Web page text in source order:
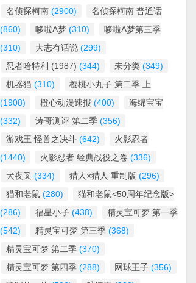
名侦探柯南 (2900)
名侦探柯南 普通话
(860)
哆啦A梦 (310)
哆啦A梦第三季
(310)
大志有话说 (299)
忍者哈特利 (1987) (344) 未分类 (349)
机器猫 (310)
樱桃小丸子 第二季 上
(1908)
橙心动漫速报 (400)
海绵宝宝
(332)
涛哥测评 第二季 (356)
游戏王 怪兽之决斗 (642)
火影忍者
(1440)
火影忍者 经典战役之卷 (336)
犬夜叉 (334) 猎人×猎人 重制版 (296)
猫和老鼠 (280)
猫和老鼠<50周年纪念版>
(286)
福星小子 (438)
精灵宝可梦 第一季
(542)
精灵宝可梦 第三季 (368)
精灵宝可梦 第二季 (370)
精灵宝可梦 第四季 (288) 网球王子 (356)